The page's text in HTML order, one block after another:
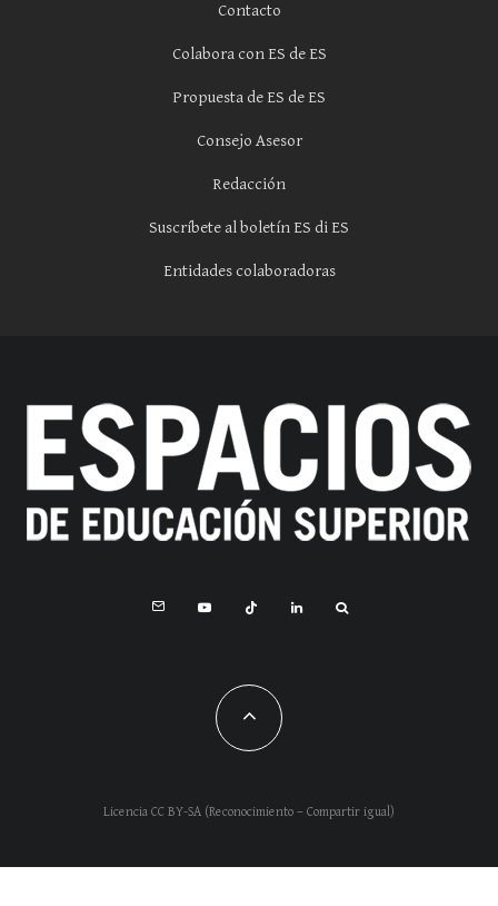
Contacto
Colabora con ES de ES
Propuesta de ES de ES
Consejo Asesor
Redacción
Suscríbete al boletín ES di ES
Entidades colaboradoras
Licencia CC BY-SA (Reconocimiento – Compartir igual)